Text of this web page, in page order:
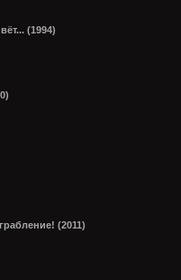
(1994)
(2011)